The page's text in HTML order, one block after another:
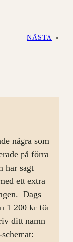
NÄSTA »
några som
på förra
har sagt
ett extra
Dags
1 200 kr för
ditt namn